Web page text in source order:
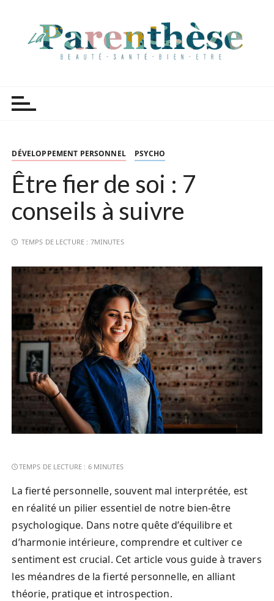
DÉVELOPPEMENT PERSONNEL PSYCHO
Être fier de soi : 7
conseils à suivre
TEMPS DE LECTURE : 7MINUTES
La fierté personnelle, souvent mal interprétée, est
en réalité un pilier essentiel de notre bien-être
psychologique. Dans notre quête d’équilibre et
d’harmonie intérieure, comprendre et cultiver ce
sentiment est crucial. Cet article vous guide à travers
les méandres de la fierté personnelle, en alliant
théorie, pratique et introspection.